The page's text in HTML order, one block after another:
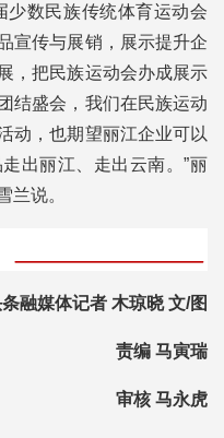
少数民族传统体育运动会
宣传与展销，展示提升企
，把民族运动会办成展示
结盛会，我们在民族运动
动，也期望丽江企业可以
出丽江、走出云南。”丽
兰说。
融媒体记者 木琼晓 文/图
责编 马寅瑞
审核 马永虎